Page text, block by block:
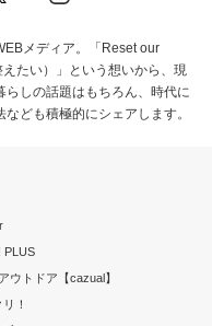
メディア。「Reset our
たい）」という想いから、現
しの話題はもちろん、時代に
ども積極的にシェアします。
PLUS
ウトドア【cazual】
！